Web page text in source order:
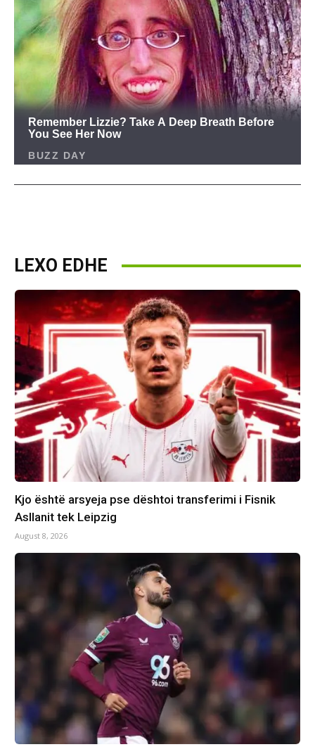
LEXO EDHE
Kjo është arsyeja pse dështoi transferimi i Fisnik
Asllanit tek Leipzig
August 8, 2026